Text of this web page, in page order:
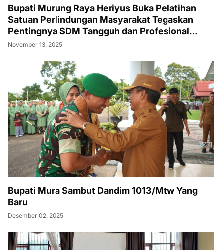
Bupati Murung Raya Heriyus Buka Pelatihan
Satuan Perlindungan Masyarakat Tegaskan
Pentingnya SDM Tangguh dan Profesional
Hadapi Tantangan Keamanan Daerah
November 13, 2025
Bupati Mura Sambut Dandim 1013/Mtw Yang
Baru
Desember 02, 2025